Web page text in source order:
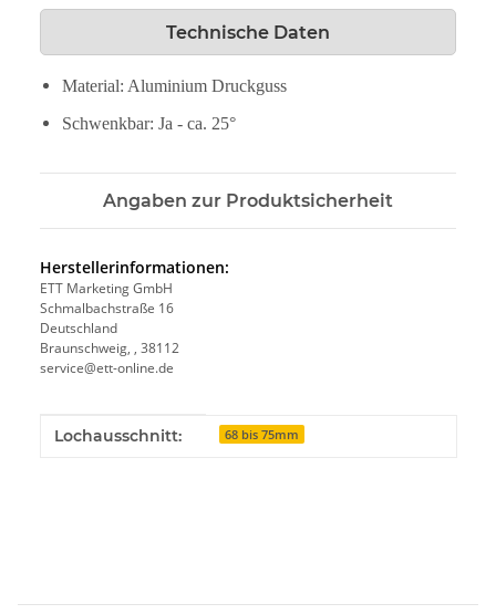
Technische Daten
Material: Aluminium Druckguss
Schwenkbar: Ja - ca. 25°
Angaben zur Produktsicherheit
Herstellerinformationen:
ETT Marketing GmbH
Schmalbachstraße 16
Deutschland
Braunschweig, , 38112
service@ett-online.de
Produkteigenschaft
Wert
Lochausschnitt: 68 bis 75mm